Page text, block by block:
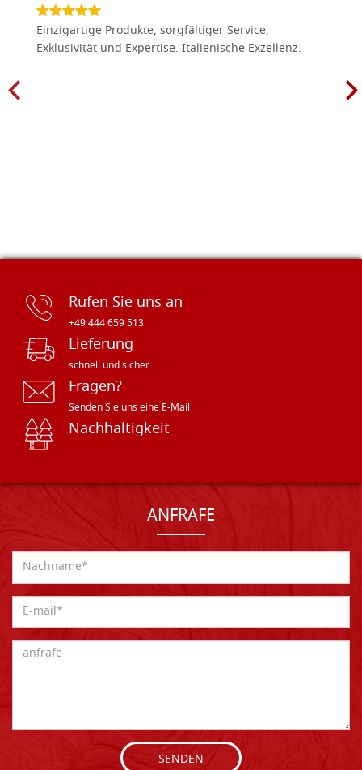
Einzigartige Produkte, sorgfältiger Service,
Exklusivität und Expertise. Italienische Exzellenz.
Rufen Sie uns an
+49 444 659 513
Lieferung
schnell und sicher
Fragen?
Senden Sie uns eine E-Mail
Nachhaltigkeit
ANFRAFE
SENDEN